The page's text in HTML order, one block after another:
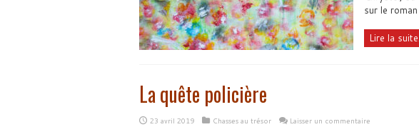
sur le
Lire la
La quête policière
23 avril 2019 Chasses au trésor Laisser un commentaire